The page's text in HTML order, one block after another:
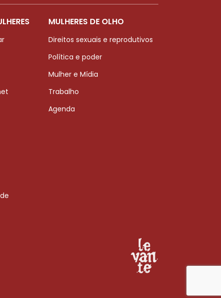
MULHERES DE OLHO
Direitos sexuais e reprodutivos
Política e poder
Mulher e Mídia
Trabalho
Agenda